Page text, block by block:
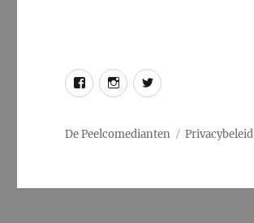
FacebookInstagram
Twitter
De Peelcomedianten Privacybeleid